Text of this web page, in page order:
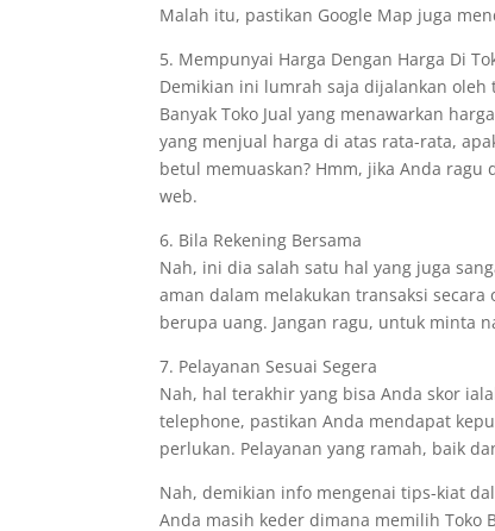
Malah itu, pastikan Google Map juga
5. Mempunyai Harga Dengan Harga Di
Demikian ini lumrah saja dijalankan
Banyak Toko Jual yang menawarkan
yang menjual harga di atas rata-rata,
betul memuaskan? Hmm, jika Anda
web.
6. Bila Rekening Bersama
Nah, ini dia salah satu hal yang juga
aman dalam melakukan transaksi
berupa uang. Jangan ragu, untuk minta
7. Pelayanan Sesuai Segera
Nah, hal terakhir yang bisa Anda skor
telephone, pastikan Anda mendapat
perlukan. Pelayanan yang ramah, baik
Nah, demikian info mengenai tips-kiat
Anda masih keder dimana memilih Toko